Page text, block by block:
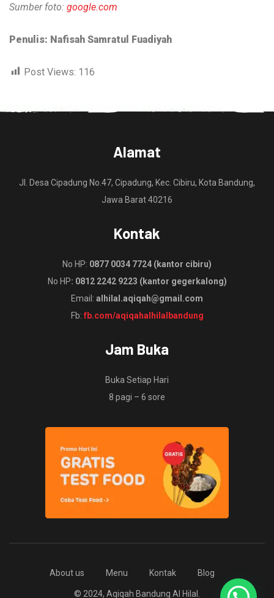
Sumber foto: google.com
Penulis: Nafisah Samratul Fuadiyah
Post Views: 116
Alamat
Jl. Desa Cipadung No.47, Cipadung, Kec. Cibiru, Kota Bandung,
Jawa Barat 40216
Kontak
No HP: 0877 0034 7724 (kantor cibiru)
No HP: 0812 2242 9223 (kantor gegerkalong)
Email: alhilal.aqiqah@gmail.com
Fb: fb.com/aqiqahalhilalbandung
Jam Buka
Buka Setiap Hari
8 pagi – 6 sore
About us Menu Kontak Blog
© 2024, Aqiqah Bandung Al Hilal.